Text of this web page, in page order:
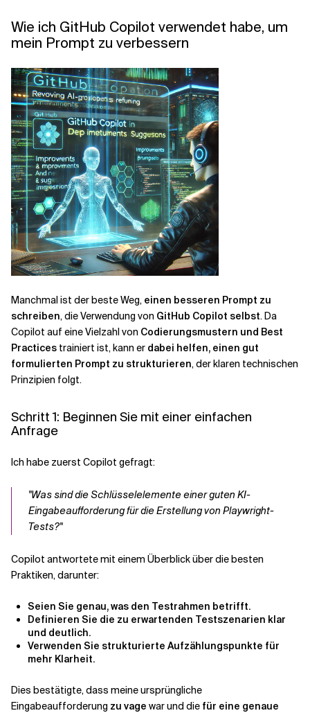
Wie ich GitHub Copilot verwendet habe, um
mein Prompt zu verbessern
Manchmal ist der beste Weg, einen besseren Prompt zu
schreiben, die Verwendung von GitHub Copilot selbst. Da
Copilot auf eine Vielzahl von Codierungsmustern und Best
Practices trainiert ist, kann er dabei helfen, einen gut
formulierten Prompt zu strukturieren, der klaren technischen
Prinzipien folgt.
Schritt 1: Beginnen Sie mit einer einfachen
Anfrage
Ich habe zuerst Copilot gefragt:
"Was sind die Schlüsselelemente einer guten KI-
Eingabeaufforderung für die Erstellung von Playwright-
Tests?"
Copilot antwortete mit einem Überblick über die besten
Praktiken, darunter:
Seien Sie genau, was den Testrahmen betrifft.
Definieren Sie die zu erwartenden Testszenarien klar
und deutlich.
Verwenden Sie strukturierte Aufzählungspunkte für
mehr Klarheit.
Dies bestätigte, dass meine ursprüngliche
Eingabeaufforderung zu vage war und die für eine genaue